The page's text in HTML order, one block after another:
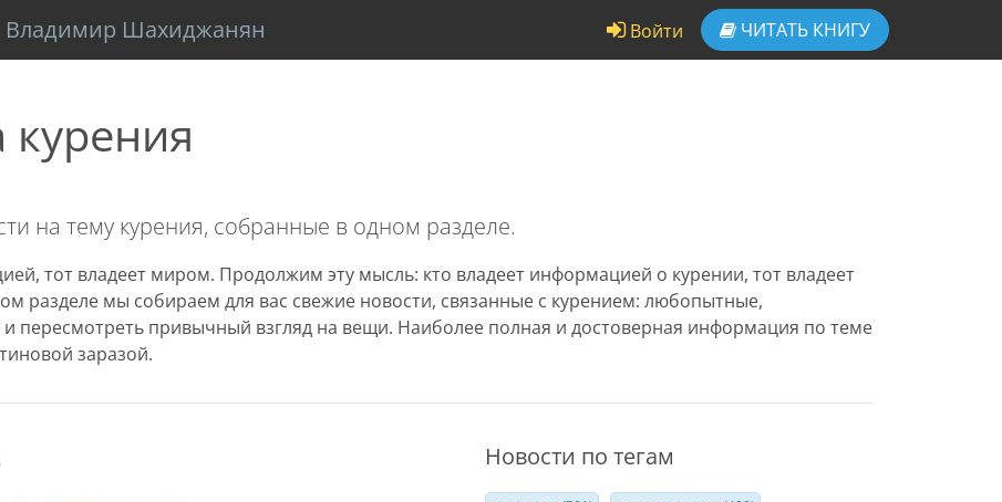
Владимир Шахиджанян Войти ЧИТАТЬ КНИГУ
на тему курения, собранные в одном разделе.
тот владеет миром. Продолжим эту мысль: кто владеет информацией о курении, тот владеет
разделе мы собираем для вас свежие новости, связанные с курением: любопытные,
пересмотреть привычный взгляд на вещи. Наиболее полная и достоверная информация по теме
заразой.
Новости по тегам